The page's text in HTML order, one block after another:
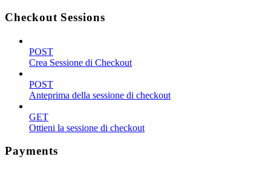
Checkout Sessions
POST
Crea Sessione di Checkout
POST
Anteprima della sessione di checkout
GET
Ottieni la sessione di checkout
Payments